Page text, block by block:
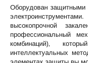
Оборудован защитными
высокопрочной
профессиональный
комбинаций),
интеллектуальных